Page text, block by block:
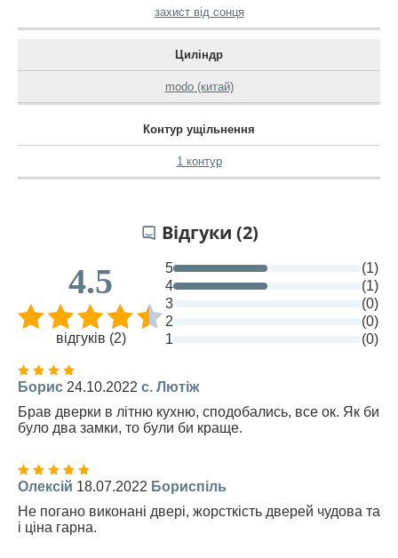
захист від сонця
Циліндр
modo (китай)
Контур ущільнення
1 контур
Відгуки (2)
4.5
відгуків (2)
5
(1)
4
(1)
3
(0)
2
(0)
1
(0)
Борис 24.10.2022 с. Лютіж
Брав дверки в літню кухню, сподобались, все ок. Як би
було два замки, то були би краще.
Олексій 18.07.2022 Бориспіль
Не погано виконані двері, жорсткість дверей чудова та
і ціна гарна.